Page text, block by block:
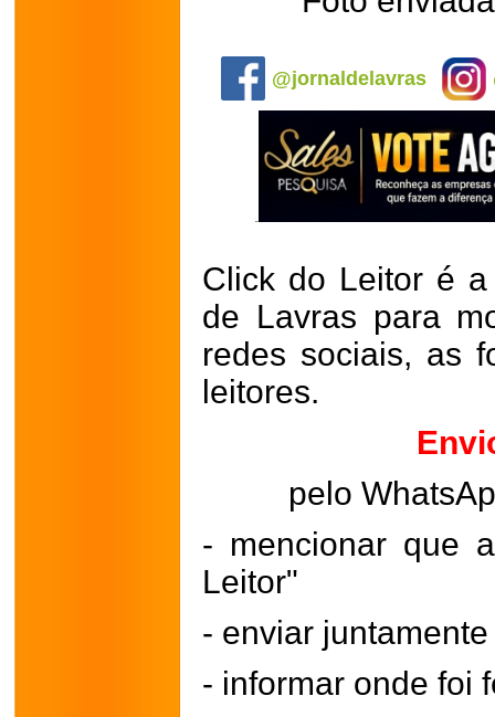
@jornaldelavras
Click do Leitor é
de Lavras para
redes sociais, as
leitores.
pelo
- mencionar que
Leitor"
- enviar
- informar onde foi